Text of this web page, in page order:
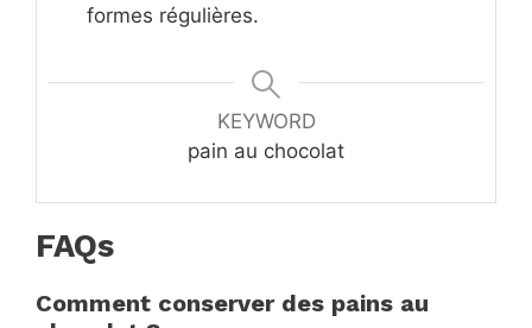
formes régulières.
KEYWORD
pain au chocolat
FAQs
Comment conserver des pains au